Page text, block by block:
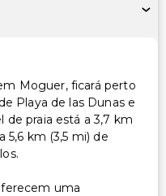
Moguer, ficará perto
Playa de las Dunas e
de praia está a 3,7 km
5,6 km (3,5 mi) de
uma